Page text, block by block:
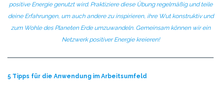
positive Energie genutzt wird. Praktiziere diese Übung regelmäßig und teile
deine Erfahrungen, um auch andere zu inspirieren, ihre Wut konstruktiv und
zum Wohle des Planeten Erde umzuwandeln. Gemeinsam können wir ein
Netzwerk positiver Energie kreieren!
5 Tipps für die Anwendung im Arbeitsumfeld